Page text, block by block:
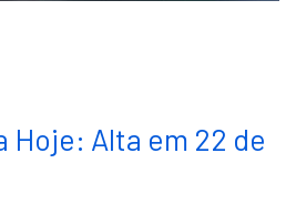
Hoje: Alta em 22 de